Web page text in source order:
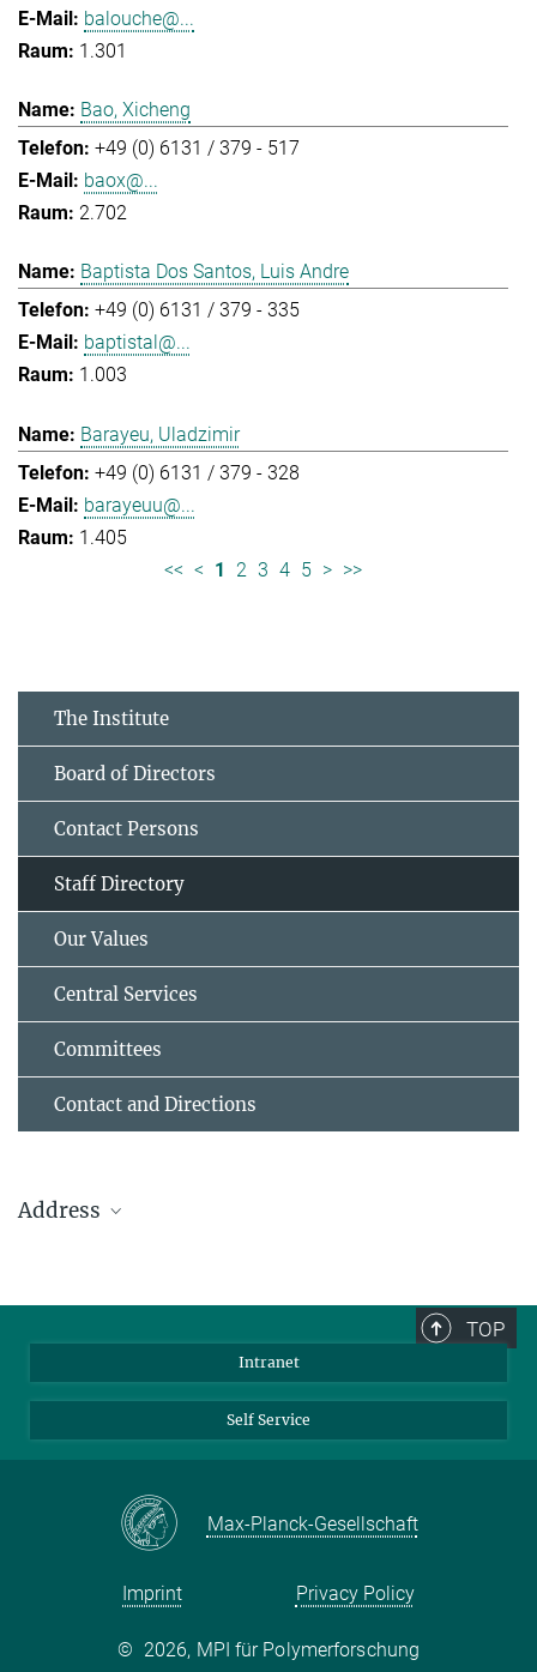
balouche@...
1.301
Bao, Xicheng
+49 (0) 6131 / 379 - 517
baox@...
2.702
Baptista Dos Santos, Luis Andre
+49 (0) 6131 / 379 - 335
baptistal@...
1.003
Barayeu, Uladzimir
+49 (0) 6131 / 379 - 328
barayeuu@...
1.405
<< < 1 2 3 4 5 > >>
The Institute
Board of Directors
Contact Persons
Staff Directory
Our Values
Central Services
Committees
Contact and Directions
Address
55128 Mainz
Phone: +49 6131 379-0
Fax: +49 6131 379-100
TOP
Intranet
Self Service
Max-Planck-Gesellschaft
Imprint Privacy Policy
© 2026, MPI für Polymerforschung